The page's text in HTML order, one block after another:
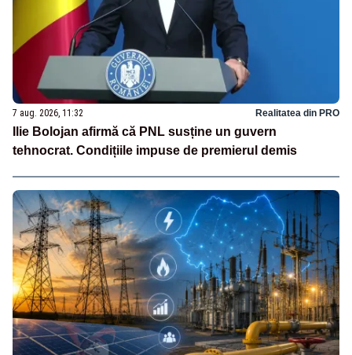
7 aug. 2026, 11:32 Realitatea din PRO
Ilie Bolojan afirmă că PNL susține un guvern
tehnocrat. Condițiile impuse de premierul demis